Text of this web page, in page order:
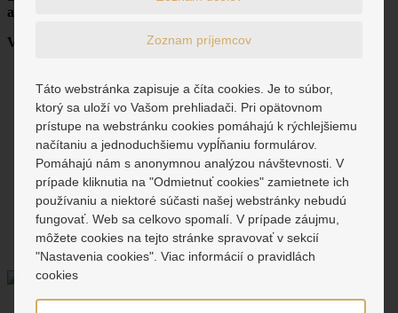
alebo nájom nehnuteľností.
Veď za viac ako 30 rokov našej úspešnej činnosti sme:
pre viac ako 9 veľkých projektov v Banskej Bystrici (v
objeme investícií presahujúcich 39.000.000 €)
spravujeme 13 polyfunkčných budov (s viac ako 200
nájomcami v nich) vrátane jedného priemyselného areálu na
Zvolenskej ceste v Banskej Bystrici,
ako mandatár zastupujeme vlastníkov pozemkov pri
urbanizácii mesta, ktorých celková výmera pozemkov
presahuje 350 ha
sprostredkovali sme (za dobu našej činnosti) prenájom viac
ako 750 bytov a nebytových priestorov a predali viac ako
1100 rôznych nehnuteľností .
Zoznam príjemcov
Táto webstránka zapisuje a číta cookies. Je to súbor,
ktorý sa uloží vo Vašom prehliadači. Pri opätovnom
prístupe na webstránku cookies pomáhajú k rýchlejšiemu
načítaniu a jednoduchšiemu vypĺňaniu formulárov.
Pomáhajú nám s anonymnou analýzou návštevnosti. V
prípade kliknutia na "Odmietnuť cookies" zamietnete ich
používaniu a niektoré súčasti našej webstránky nebudú
fungovať. Web sa celkovo spomalí. V prípade záujmu,
môžete cookies na tejto stránke spravovať v sekcií
"Nastavenia cookies". Viac informácií o pravidlách
cookies